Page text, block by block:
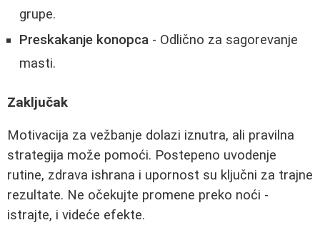
grupe.
Preskakanje konopca - Odlično za sagorevanje
masti.
Zaključak
Motivacija za vežbanje dolazi iznutra, ali pravilna
strategija može pomoći. Postepeno uvodenje
rutine, zdrava ishrana i upornost su ključni za trajne
rezultate. Ne očekujte promene preko noći -
istrajte, i videće efekte.